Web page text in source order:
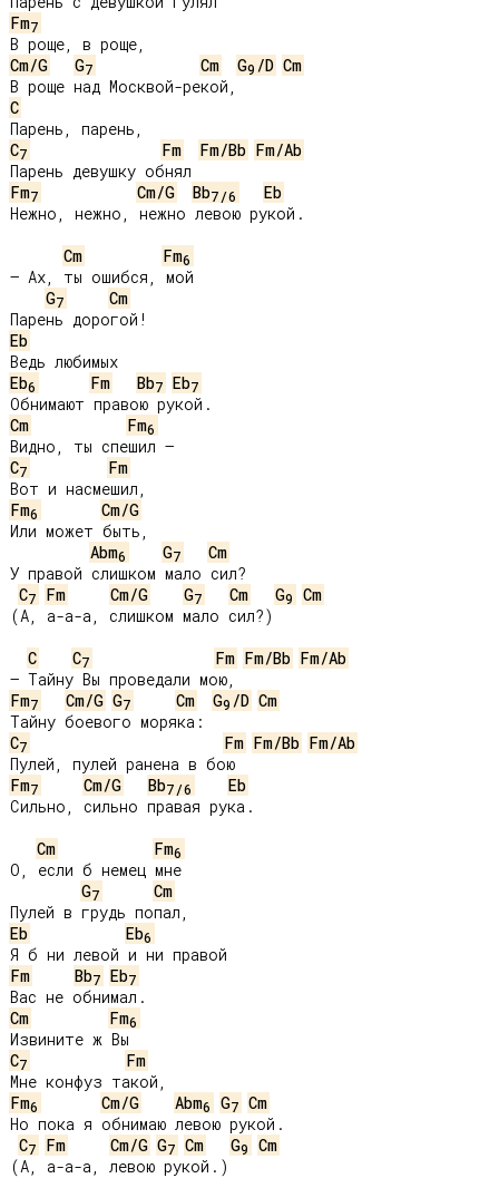
Fm7
Cm/G
G7 Cm G9 /D Cm
C
C7 Fm Fm/Bb Fm/Ab
Fm7 Cm/G Bb7/6
Eb
Нежно, нежно, нежно левою рукой.
Cm
Fm6
– Ах, ты ошибся, мой
G7
Cm
Eb
Eb6 Fm Bb7 Eb7
Cm
Fm6
C7
Fm
Fm6
Cm/G
Или может быть,
Abm6 G7
Cm
У правой слишком мало сил?
C7 Fm Cm/G G7 Cm G9
Cm
(А, а-а-а, слишком мало сил?)
C
C7 Fm Fm/Bb Fm/Ab
Fm7 Cm/G G7 Cm G9 /D Cm
C7 Fm Fm/Bb Fm/Ab
Fm7 Cm/G Bb7/6
Eb
Сильно, сильно правая рука.
Cm
Fm6
О, если б немец мне
G7
Cm
Eb
Eb6
Fm
Bb7 Eb7
Cm
Fm6
C7
Fm
Fm6 Cm/G Abm6 G7 Cm
Но пока я обнимаю левою рукой.
C7 Fm Cm/G G7 Cm G9
Cm
(А, а-а-а, левою рукой.)